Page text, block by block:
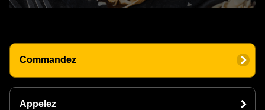
Commandez
Appelez